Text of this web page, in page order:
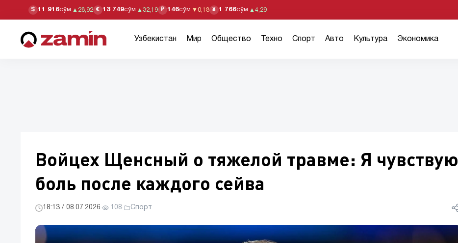
$ 11 916сўм ▲ 28,92 € 13 749сўм ▲ 32,19 ₽ 146сўм ▼ 0,18 ¥ 1 766сўм ▲ 4,29
Узбекистан Мир Общество Техно Спорт Авто Культура Экономика
Войцех Щенсный о тяжелой травме: Я чувствую
боль после каждого сейва
18:13 / 08.07.2026· 108· Спорт